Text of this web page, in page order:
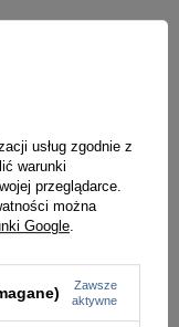
usług zgodnie z
warunki
przeglądarce.
można
Google
Zawsze
aktywne